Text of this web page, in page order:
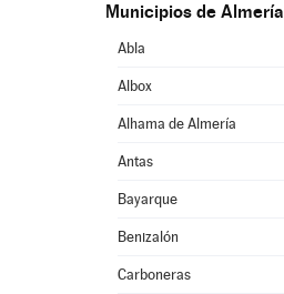
Municipios de Almería
Abla
Albox
Alhama de Almería
Antas
Bayarque
Benizalón
Carboneras